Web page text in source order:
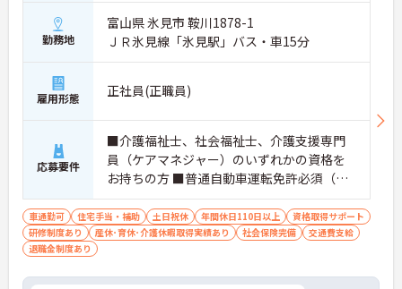
ご自身の理想とする福祉を実践できる環境が整って
います。
勤務地
富山県 氷見市 鞍川1878-1
ＪＲ氷見線「氷見駅」バス・車15分
雇用形態 正社員(正職員)
応募要件
■介護福祉士、社会福祉士、介護支援専門
員（ケアマネジャー）のいずれかの資格を
お持ちの方 ■普通自動車運転免許必須（Ａ
Ｔ限定可） ＜必要なPCスキル＞Excel・Wor
d
車通勤可 住宅手当・補助 土日祝休 年間休日110日以上
資格取得サポート
研修制度あり
産休･育休･介護休暇取得実績あり 社会保険完備
交通費支給
退職金制度あり